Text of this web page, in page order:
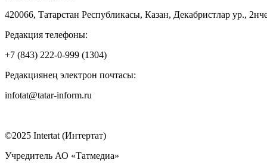
420066, Татарстан Республикасы, Казан, Декабристлар ур.,
Редакция телефоны:
+7 (843) 222-0-999 (1304)
Редакциянең электрон почтасы:
infotat@tatar-inform.ru
©2025 Intertat (Интертат)
Учредитель АО «Татмедиа»